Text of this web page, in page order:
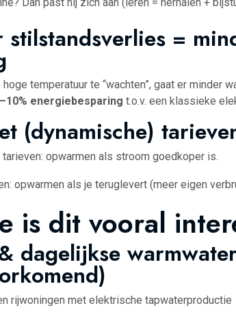
=
temperatuur te “wachten”, gaat er minder
energiebesparing t.o.v. een klassieke
(dynamische)
opwarmen als stroom goedkoper is.
opwarmen als je teruglevert (meer eigen
is dit vooral
dagelijkse
rijwoningen met elektrische tapwaterproductie